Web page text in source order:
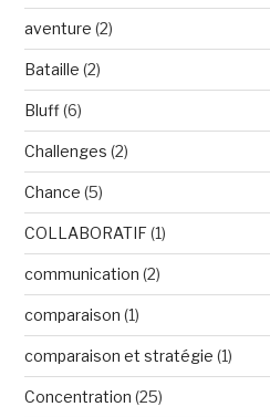
aventure (2)
Bataille (2)
Bluff(6)
Challenges (2)
Chance (5)
COLLABORATIF(1)
communication (2)
comparaison (1)
comparaison et stratégie (1)
Concentration (25)